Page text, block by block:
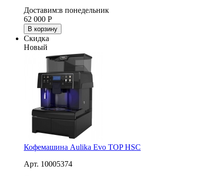
Доставим:в понедельник
62 000 Р
В корзину
Скидка
Новый
Кофемашина Aulika Evo TOP HSC
Арт. 10005374